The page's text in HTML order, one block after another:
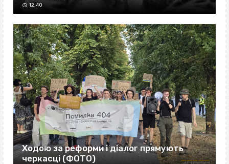
12:40
Ходою за реформи і діалог прямують
черкасці (ФОТО)